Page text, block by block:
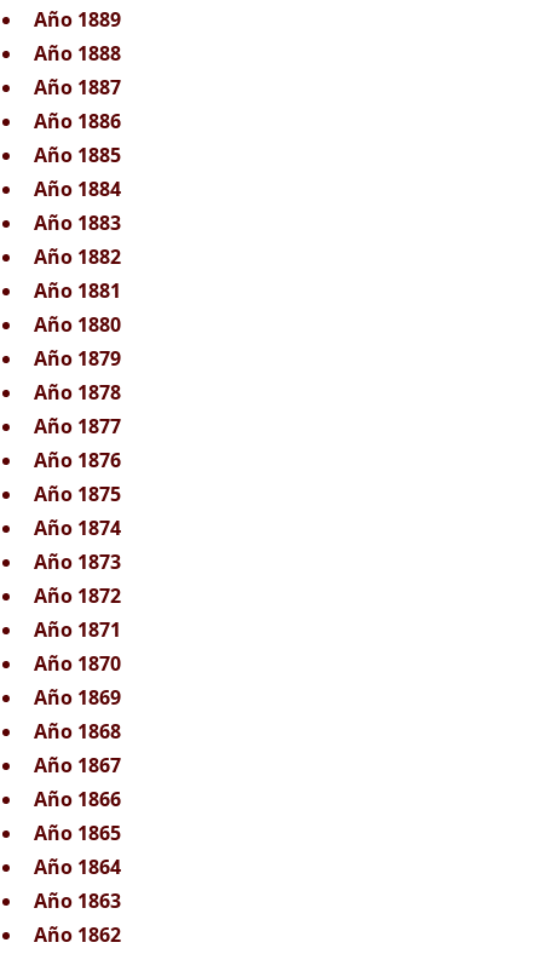
Año 1889
Año 1888
Año 1887
Año 1886
Año 1885
Año 1884
Año 1883
Año 1882
Año 1881
Año 1880
Año 1879
Año 1878
Año 1877
Año 1876
Año 1875
Año 1874
Año 1873
Año 1872
Año 1871
Año 1870
Año 1869
Año 1868
Año 1867
Año 1866
Año 1865
Año 1864
Año 1863
Año 1862